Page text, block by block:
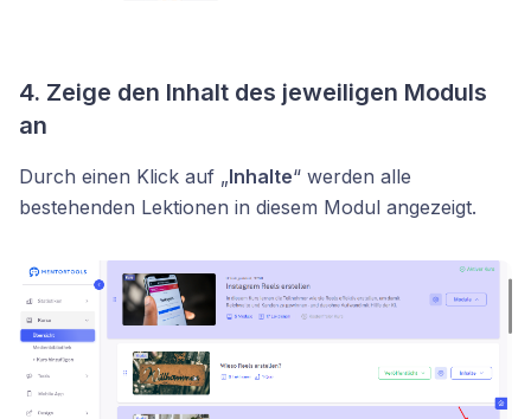
4. Zeige den Inhalt des jeweiligen Moduls
an
Durch einen Klick auf „Inhalte“ werden alle
bestehenden Lektionen in diesem Modul angezeigt.